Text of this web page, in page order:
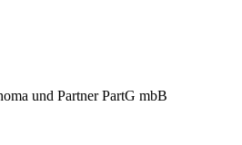
und Partner PartG mbB